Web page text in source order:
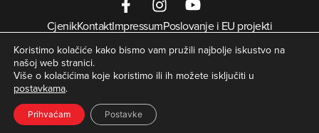
CjenikKontaktImpressumPoslovanje i EU projekti
Arhiva digitalnih novina
Uvjeti korištenjaZaštita privatnosti
Kolačići
© Zagorje International – Sva prava pridržana | Developed
bykrMedia
Koristimo kolačiće kako bismo vam pružili najbolje iskustvo na
našoj web stranici.
Više o kolačićima koje koristimo ili ih možete isključiti u
postavkama.
Prihvaćam Postavke